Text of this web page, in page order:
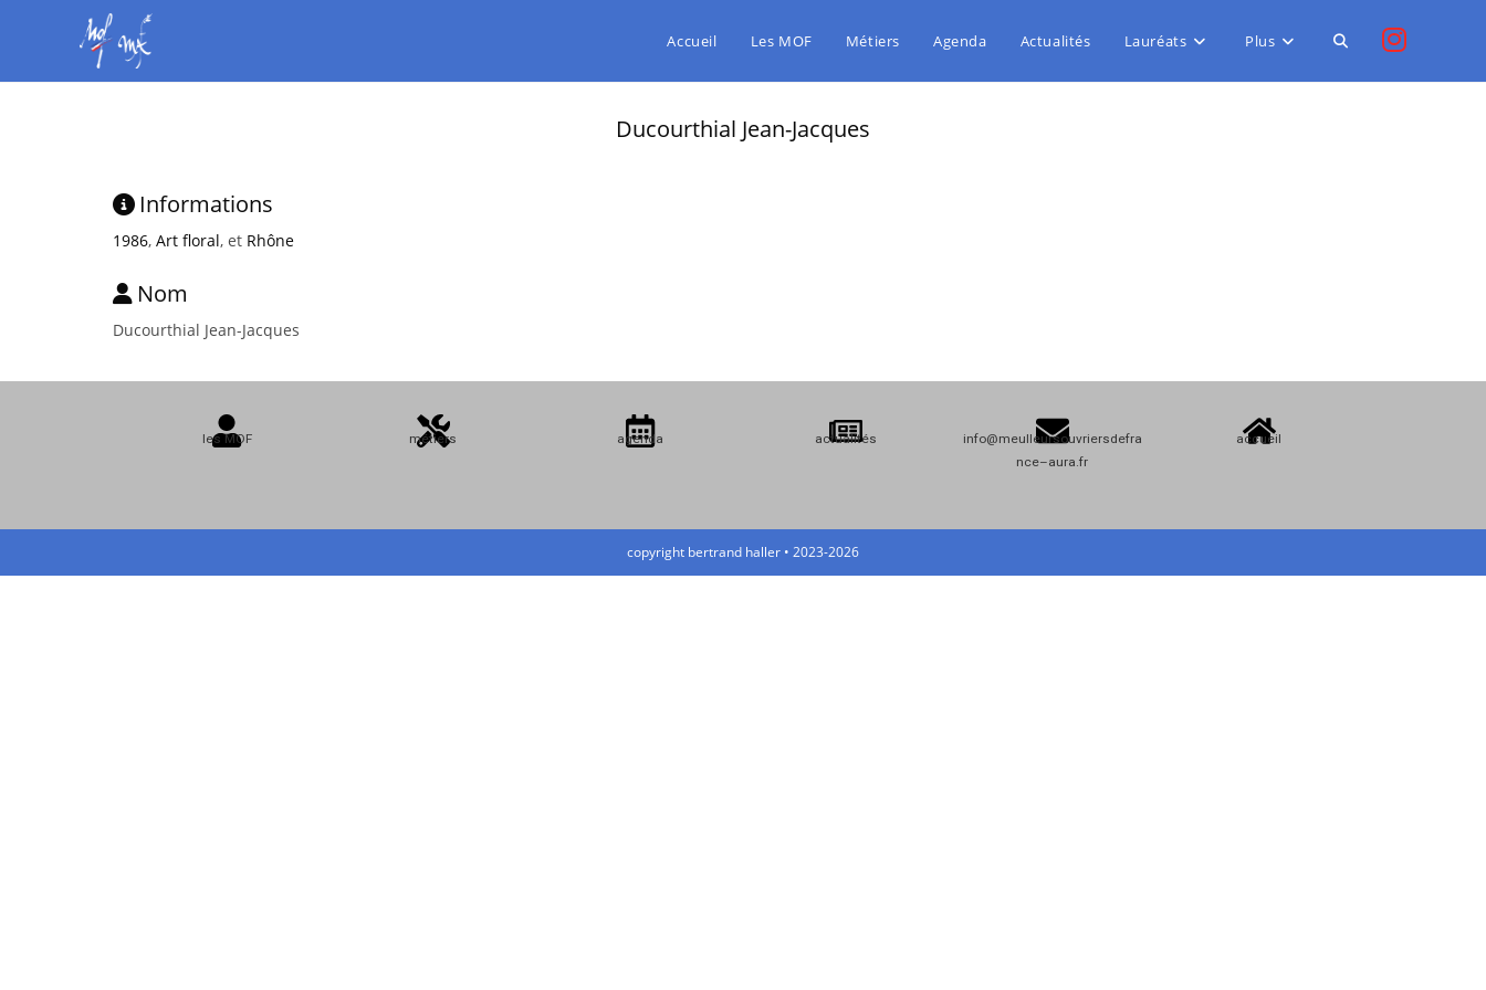
Accueil Les MOF Métiers Agenda Actualités Lauréats Plus
Ducourthial Jean-Jacques
Informations
1986, Art floral, et Rhône
Nom
Ducourthial Jean-Jacques
les MOF métiers agenda actualités
info@meulleursouvriersdefra
nce–aura.fr
accueil
copyright bertrand haller • 2023-2026